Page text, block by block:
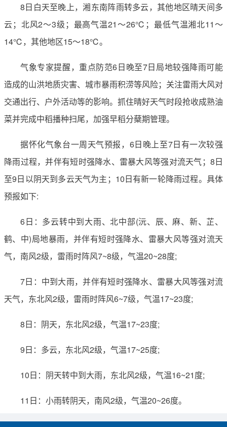
8日白天至晚上，湘东南阵雨转多云，其他地区晴天间多
云；北风2～3级；最高气温21～26℃；最低气温湘北11～
14℃，其他地区15～18℃。
气象专家提醒，重点防范6日晚至7日局地较强降雨可能
造成的山洪地质灾害、城市暴雨积涝等风险；关注雷雨大风对
交通出行、户外活动等的影响。抓住晴好天气时段抢收成熟油
菜并完成中稻播种扫尾，加强早稻分蘖期管理。
据怀化气象台一周天气预报，6日晚上至7日有一次较强
降雨过程，并伴有短时强降水、雷暴大风等强对流天气；8日
至9日以阴天到多云天气为主；10日有新一轮降雨过程。具体
预报如下:
6日：多云转中到大雨、北中部(沅、辰、麻、新、芷、
鹤、中)局地暴雨，并伴有短时强降水、雷暴大风等强对流天
气，南风2级，雷雨时阵风7~8级，气温20~28度;
7日：中到大雨，并伴有短时强降水、雷暴大风等强对流
天气，东北风2级，雷雨时阵风6~7级，气温17~23度;
8日：阴天，东北风2级，气温17~23度;
9日：多云，东北风2级，气温17~25度;
10日：阴天转中到大雨，东北风2级，气温16~21度;
11日：小雨转阴天，南风2级，气温20~26度。